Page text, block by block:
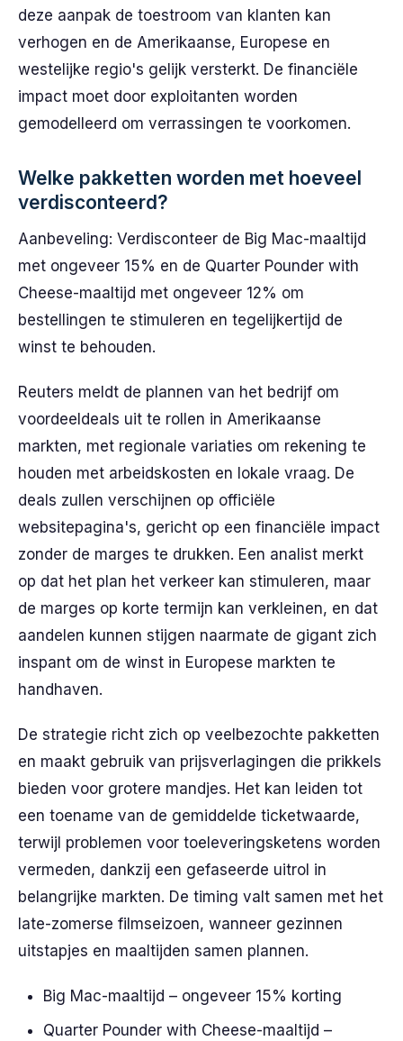
deze aanpak de toestroom van klanten kan
verhogen en de Amerikaanse, Europese en
westelijke regio's gelijk versterkt. De financiële
impact moet door exploitanten worden
gemodelleerd om verrassingen te voorkomen.
Welke pakketten worden met hoeveel
verdisconteerd?
Aanbeveling: Verdisconteer de Big Mac-maaltijd
met ongeveer 15% en de Quarter Pounder with
Cheese-maaltijd met ongeveer 12% om
bestellingen te stimuleren en tegelijkertijd de
winst te behouden.
Reuters meldt de plannen van het bedrijf om
voordeeldeals uit te rollen in Amerikaanse
markten, met regionale variaties om rekening te
houden met arbeidskosten en lokale vraag. De
deals zullen verschijnen op officiële
websitepagina's, gericht op een financiële impact
zonder de marges te drukken. Een analist merkt
op dat het plan het verkeer kan stimuleren, maar
de marges op korte termijn kan verkleinen, en dat
aandelen kunnen stijgen naarmate de gigant zich
inspant om de winst in Europese markten te
handhaven.
De strategie richt zich op veelbezochte pakketten
en maakt gebruik van prijsverlagingen die prikkels
bieden voor grotere mandjes. Het kan leiden tot
een toename van de gemiddelde ticketwaarde,
terwijl problemen voor toeleveringsketens worden
vermeden, dankzij een gefaseerde uitrol in
belangrijke markten. De timing valt samen met het
late-zomerse filmseizoen, wanneer gezinnen
uitstapjes en maaltijden samen plannen.
Big Mac-maaltijd – ongeveer 15% korting
Quarter Pounder with Cheese-maaltijd –